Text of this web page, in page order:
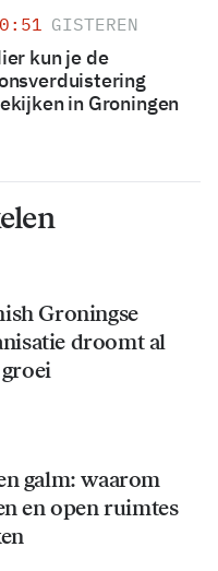
GISTEREN
kun je de
in Groningen
Groningse
droomt al
galm: waarom
en open ruimtes